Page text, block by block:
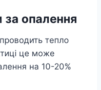
за опалення
тепло
це може
на 10-20%